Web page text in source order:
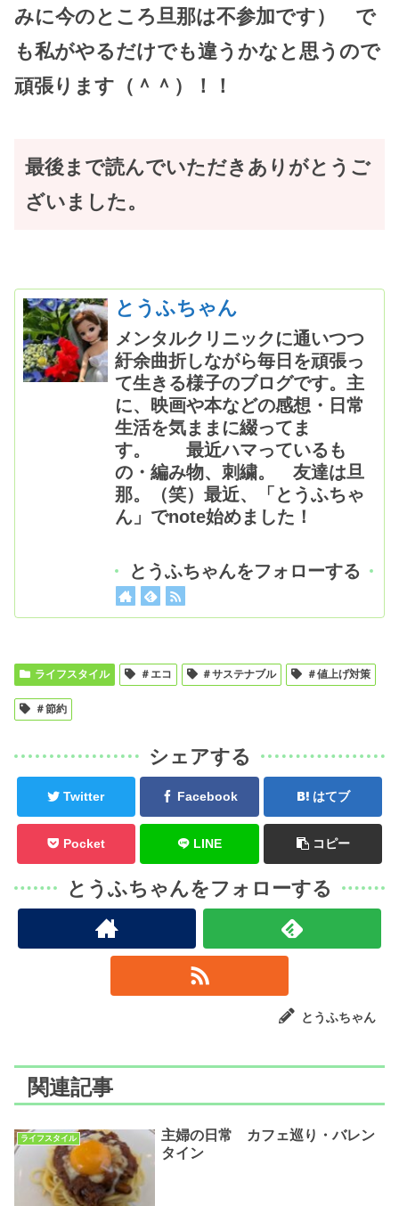
みに今のところ旦那は不参加です） で
も私がやるだけでも違うかなと思うので
頑張ります（＾＾）！！
最後まで読んでいただきありがとうご
ざいました。
とうふちゃん
メンタルクリニックに通いつつ
紆余曲折しながら毎日を頑張っ
て生きる様子のブログです。主
に、映画や本などの感想・日常
生活を気ままに綴ってま
す。 最近ハマっているも
の・編み物、刺繍。 友達は旦
那。（笑）最近、「とうふちゃ
ん」でnote始めました！
とうふちゃんをフォローする
ライフスタイル ＃エコ ＃サステナブル ＃値上げ対策
＃節約
シェアする
Twitter Facebook はてブ
Pocket LINE コピー
とうふちゃんをフォローする
とうふちゃん
関連記事
ライフスタイル
主婦の日常 カフェ巡り・バレン
タイン